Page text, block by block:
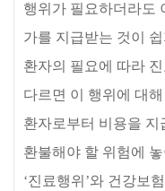
행위가 필요하더라도
가를 지급받는 것이
환자의 필요에 따라
다르면 이 행위에 대
환자로부터 비용을 지
환불해야 할 위험에
‘진료행위 ’와 건강보